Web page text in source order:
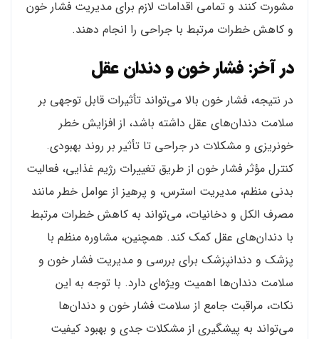
مشورت کنند و تمامی اقدامات لازم برای مدیریت فشار خون
و کاهش خطرات مرتبط با جراحی را انجام دهند.
در آخر: فشار خون و دندان عقل
در نتیجه، فشار خون بالا می‌تواند تأثیرات قابل توجهی بر
سلامت دندان‌های عقل داشته باشد، از افزایش خطر
خونریزی و مشکلات در جراحی تا تأثیر بر روند بهبودی.
کنترل مؤثر فشار خون از طریق تغییرات رژیم غذایی، فعالیت
بدنی منظم، مدیریت استرس، و پرهیز از عوامل خطر مانند
مصرف الکل و دخانیات، می‌تواند به کاهش خطرات مرتبط
با دندان‌های عقل کمک کند. همچنین، مشاوره منظم با
پزشک و دندانپزشک برای بررسی و مدیریت فشار خون و
سلامت دندان‌ها اهمیت ویژه‌ای دارد. با توجه به این
نکات، مراقبت جامع از سلامت فشار خون و دندان‌ها
می‌تواند به پیشگیری از مشکلات جدی و بهبود کیفیت